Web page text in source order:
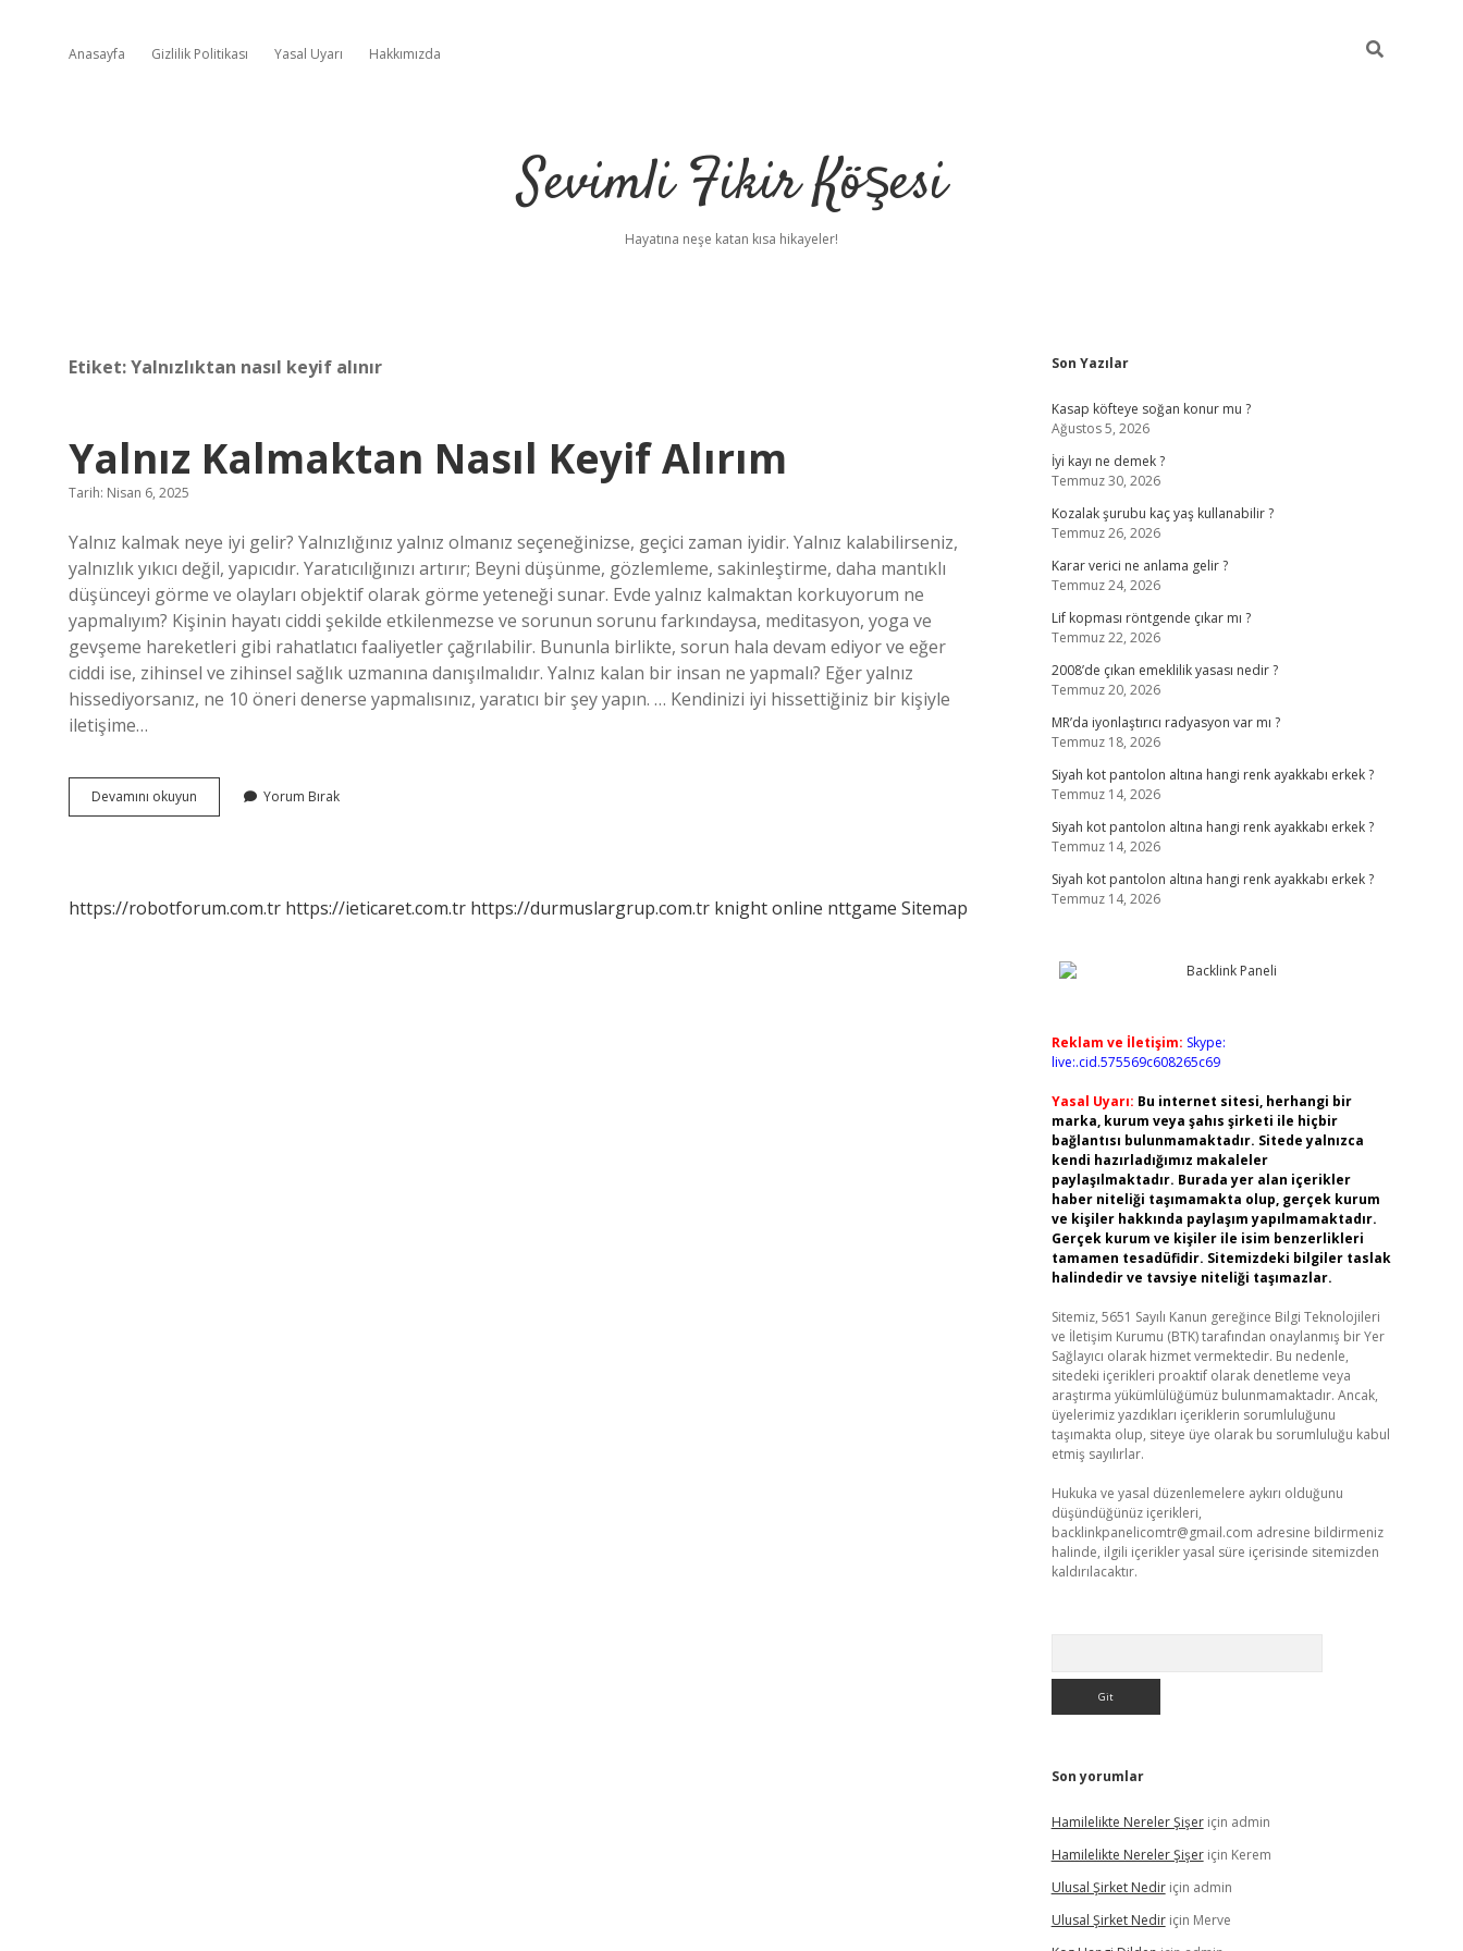
Anasayfa Gizlilik Politikası Yasal Uyarı Hakkımızda
Sevimli Fikir Köşesi
Hayatına neşe katan kısa hikayeler!
Etiket:Yalnızlıktan nasıl keyif alınır
Yalnız Kalmaktan Nasıl Keyif Alırım
Tarih: Nisan 6, 2025
Yalnız kalmak neye iyi gelir? Yalnızlığınız yalnız olmanız seçeneğinizse, geçici zaman iyidir. Yalnız kalabilirseniz,
yalnızlık yıkıcı değil, yapıcıdır. Yaratıcılığınızı artırır; Beyni düşünme, gözlemleme, sakinleştirme, daha mantıklı
düşünceyi görme ve olayları objektif olarak görme yeteneği sunar. Evde yalnız kalmaktan korkuyorum ne
yapmalıyım? Kişinin hayatı ciddi şekilde etkilenmezse ve sorunun sorunu farkındaysa, meditasyon, yoga ve
gevşeme hareketleri gibi rahatlatıcı faaliyetler çağrılabilir. Bununla birlikte, sorun hala devam ediyor ve eğer
ciddi ise, zihinsel ve zihinsel sağlık uzmanına danışılmalıdır. Yalnız kalan bir insan ne yapmalı? Eğer yalnız
hissediyorsanız, ne 10 öneri denerse yapmalısınız, yaratıcı bir şey yapın. … Kendinizi iyi hissettiğiniz bir kişiyle
iletişime…
Devamını okuyun
Kalmaktan
Yorum Bırak
https://robotforum.com.tr https://ieticaret.com.tr https://durmuslargrup.com.tr knight online nttgame Sitemap
Sidebar
Son Yazılar
Kasap köfteye soğan konur mu ?
Ağustos 5, 2026
İyi kayı ne demek ?
Temmuz 30, 2026
Kozalak şurubu kaç yaş kullanabilir ?
Temmuz 26, 2026
Karar verici ne anlama gelir ?
Temmuz 24, 2026
Lif kopması röntgende çıkar mı ?
Temmuz 22, 2026
2008’de çıkan emeklilik yasası nedir ?
Temmuz 20, 2026
MR’da iyonlaştırıcı radyasyon var mı ?
Temmuz 18, 2026
Siyah kot pantolon altına hangi renk ayakkabı erkek ?
Temmuz 14, 2026
Siyah kot pantolon altına hangi renk ayakkabı erkek ?
Temmuz 14, 2026
Siyah kot pantolon altına hangi renk ayakkabı erkek ?
Temmuz 14, 2026
Reklam ve İletişim: Skype:
live:.cid.575569c608265c69
Yasal Uyarı: Bu internet sitesi, herhangi bir
marka, kurum veya şahıs şirketi ile hiçbir
bağlantısı bulunmamaktadır. Sitede yalnızca
kendi hazırladığımız makaleler
paylaşılmaktadır. Burada yer alan içerikler
haber niteliği taşımamakta olup, gerçek kurum
ve kişiler hakkında paylaşım yapılmamaktadır.
Gerçek kurum ve kişiler ile isim benzerlikleri
tamamen tesadüfidir. Sitemizdeki bilgiler taslak
halindedir ve tavsiye niteliği taşımazlar.
Sitemiz, 5651 Sayılı Kanun gereğince Bilgi Teknolojileri
ve İletişim Kurumu (BTK) tarafından onaylanmış bir Yer
Sağlayıcı olarak hizmet vermektedir. Bu nedenle,
sitedeki içerikleri proaktif olarak denetleme veya
araştırma yükümlülüğümüz bulunmamaktadır. Ancak,
üyelerimiz yazdıkları içeriklerin sorumluluğunu
taşımakta olup, siteye üye olarak bu sorumluluğu kabul
etmiş sayılırlar.
Hukuka ve yasal düzenlemelere aykırı olduğunu
düşündüğünüz içerikleri,
backlinkpanelicomtr@gmail.com adresine bildirmeniz
halinde, ilgili içerikler yasal süre içerisinde sitemizden
kaldırılacaktır.
Son yorumlar
Hamilelikte Nereler Şişeriçin admin
Hamilelikte Nereler Şişeriçin Kerem
Ulusal Şirket Nediriçin admin
Ulusal Şirket Nediriçin Merve